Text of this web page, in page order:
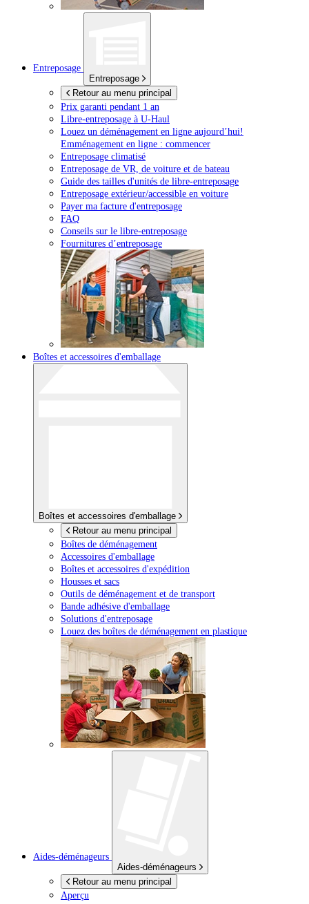
Entreposage
Entreposage
Retour au menu principal
Prix garanti pendant 1 an
Libre-entreposage à U-Haul
Louez un déménagement en ligne aujourd’hui!
Emménagement en ligne : commencer
Entreposage climatisé
Entreposage de VR, de voiture et de bateau
Guide des tailles d'unités de libre-entreposage
Entreposage extérieur/accessible en voiture
Payer ma facture d'entreposage
FAQ
Conseils sur le libre-entreposage
Fournitures d’entreposage
Boîtes et accessoires d'emballage
Boîtes et accessoires d'emballage
Retour au menu principal
Boîtes de déménagement
Accessoires d'emballage
Boîtes et accessoires d'expédition
Housses et sacs
Outils de déménagement et de transport
Bande adhésive d'emballage
Solutions d'entreposage
Louez des boîtes de déménagement en plastique
Aides-déménageurs
Aides-déménageurs
Retour au menu principal
Aperçu